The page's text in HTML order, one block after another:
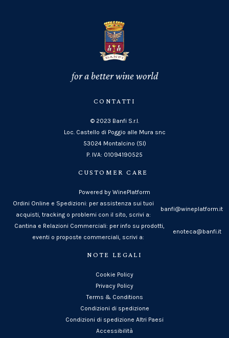
for a better wine world
CONTATTI
© 2023 Banfi S.r.l.
Loc. Castello di Poggio alle Mura snc
53024 Montalcino (SI)
P. IVA: 01094190525
CUSTOMER CARE
Powered by WinePlatform
Ordini Online e Spedizioni: per assistenza sui tuoi
acquisti, tracking o problemi con il sito, scrivi a:
banfi@wineplatform.it
Cantina e Relazioni Commerciali: per info su prodotti,
eventi o proposte commerciali, scrivi a:
enoteca@banfi.it
NOTE LEGALI
Cookie Policy
Privacy Policy
Terms & Conditions
Condizioni di spedizione
Condizioni di spedizione Altri Paesi
Accessibilità